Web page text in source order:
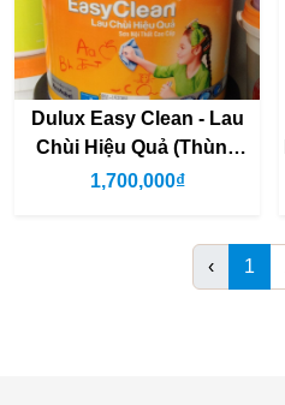
Dulux Easy Clean - Lau
Chùi Hiệu Quả (Thùng
18L)
1,700,000₫
‹ 1